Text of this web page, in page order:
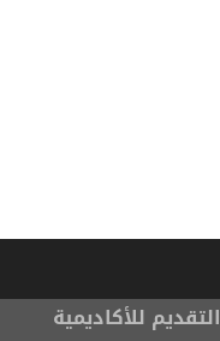
التقديم للأكاديمية